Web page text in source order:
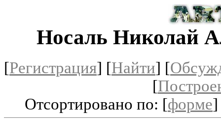
Носаль Николай
[Регистрация] [Найти] [
[
Отсортировано по: [форме